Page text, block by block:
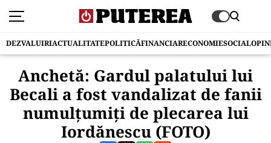
DEZVALUIRIACTUALITATEPOLITICĂFINANCIARECONOMIESOCIAL
Anchetă: Gardul palatului lui
Becali a fost vandalizat de fanii
numulţumiţi de plecarea lui
Iordănescu (FOTO)